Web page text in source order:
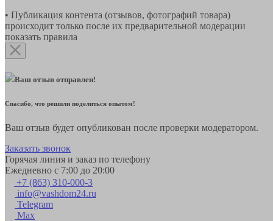
• Публикация контента (отзывов, фотографий товара)
происходит только после их предварительной модерации
показать правила
Ваш отзыв отправлен!
Спасибо, что решили поделиться опытом!
Ваш отзыв будет опубликован после проверки модератором.
Заказать звонок
Горячая линия и заказ по телефону
Ежедневно с 7:00 до 20:00
+7 (863) 310-000-3
info@vashdom24.ru
Telegram
Max